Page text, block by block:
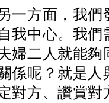
一方面，我
我中心。我
婦二人就能夠
係呢？就是
對方、讚賞